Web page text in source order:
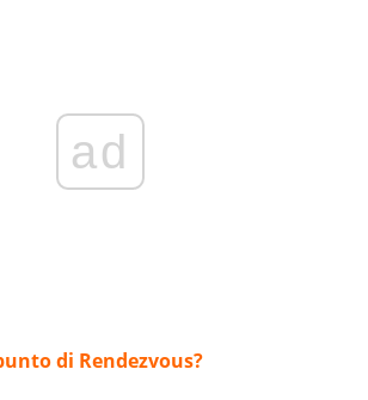
ad
di Rendezvous?